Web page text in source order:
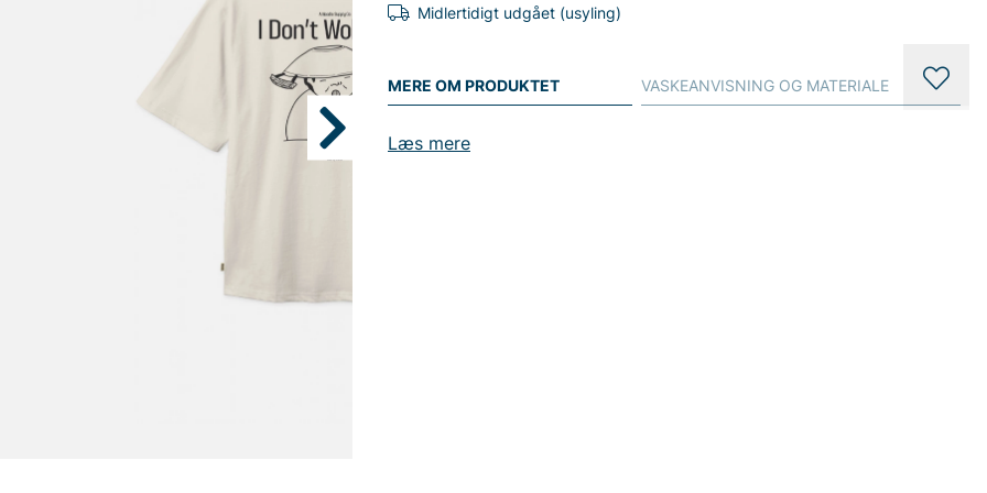
Midlertidigt udgået (usyling)
MERE OM PRODUKTET
Læs mere
VASKEANVISNING OG MATERIALE